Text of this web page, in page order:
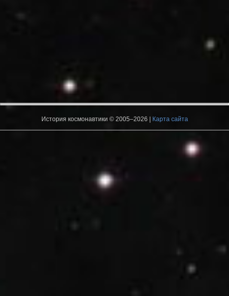
История космонавтики © 2005–2026 | Карта сайта